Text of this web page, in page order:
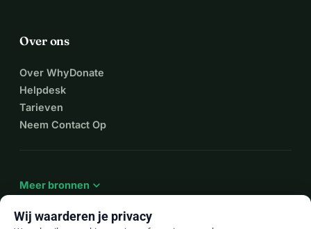
Over ons
Over WhyDonate
Helpdesk
Tarieven
Neem Contact Op
Meer bronnen expand_more
Wij waarderen je privacy